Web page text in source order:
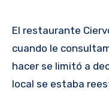
El restaurante
cuando le
hacer se limitó a
local se estaba